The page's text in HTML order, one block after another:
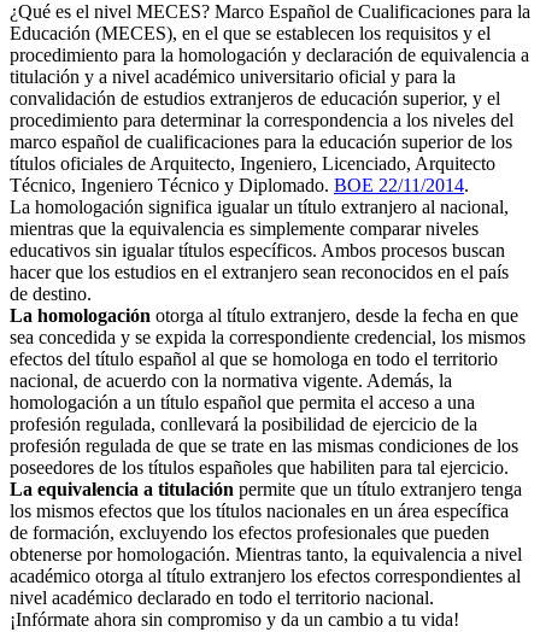
¿Qué es el nivel MECES? Marco Español de Cualificaciones para la
Educación (MECES), en el que se establecen los requisitos y el
procedimiento para la homologación y declaración de equivalencia a
titulación y a nivel académico universitario oficial y para la
convalidación de estudios extranjeros de educación superior, y el
procedimiento para determinar la correspondencia a los niveles del
marco español de cualificaciones para la educación superior de los
títulos oficiales de Arquitecto, Ingeniero, Licenciado, Arquitecto
Técnico, Ingeniero Técnico y Diplomado. BOE 22/11/2014.
La homologación significa igualar un título extranjero al nacional,
mientras que la equivalencia es simplemente comparar niveles
educativos sin igualar títulos específicos. Ambos procesos buscan
hacer que los estudios en el extranjero sean reconocidos en el país
de destino.
La homologación otorga al título extranjero, desde la fecha en que
sea concedida y se expida la correspondiente credencial, los mismos
efectos del título español al que se homologa en todo el territorio
nacional, de acuerdo con la normativa vigente. Además, la
homologación a un título español que permita el acceso a una
profesión regulada, conllevará la posibilidad de ejercicio de la
profesión regulada de que se trate en las mismas condiciones de los
poseedores de los títulos españoles que habiliten para tal ejercicio.
La equivalencia a titulación permite que un título extranjero tenga
los mismos efectos que los títulos nacionales en un área específica
de formación, excluyendo los efectos profesionales que pueden
obtenerse por homologación. Mientras tanto, la equivalencia a nivel
académico otorga al título extranjero los efectos correspondientes al
nivel académico declarado en todo el territorio nacional.
¡Infórmate ahora sin compromiso y da un cambio a tu vida!